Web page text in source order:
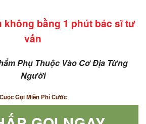
không bằng 1 phút bác sĩ tư
vấn
Phụ Thuộc Vào Cơ Địa Từng
Người
Cuộc Gọi Miễn Phí Cước